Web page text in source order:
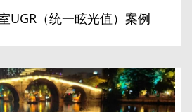
UGR（统一眩光值）案例